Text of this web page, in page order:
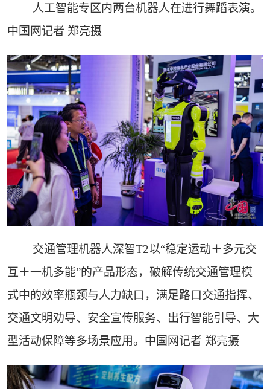
人工智能专区内两台机器人在进行舞蹈表演。
中国网记者 郑亮摄
交通管理机器人深智T2以“稳定运动＋多元交
互＋一机多能”的产品形态，破解传统交通管理模
式中的效率瓶颈与人力缺口，满足路口交通指挥、
交通文明劝导、安全宣传服务、出行智能引导、大
型活动保障等多场景应用。中国网记者 郑亮摄